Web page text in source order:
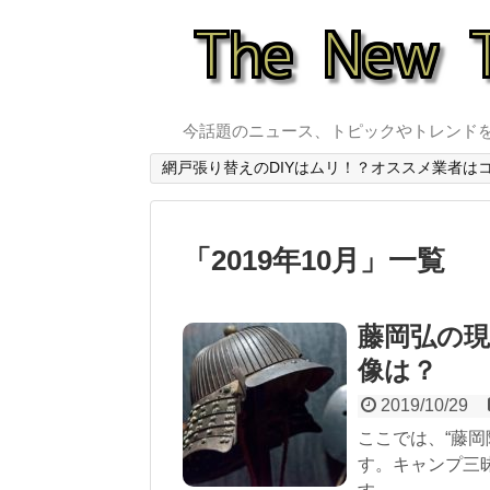
今話題のニュース、トピックやトレンド
網戸張り替えのDIYはムリ！？オススメ業者は
「 2019年10月 」 一覧
藤岡弘の
像は？
2019/10/29
ここでは、“藤
す。キャンプ三